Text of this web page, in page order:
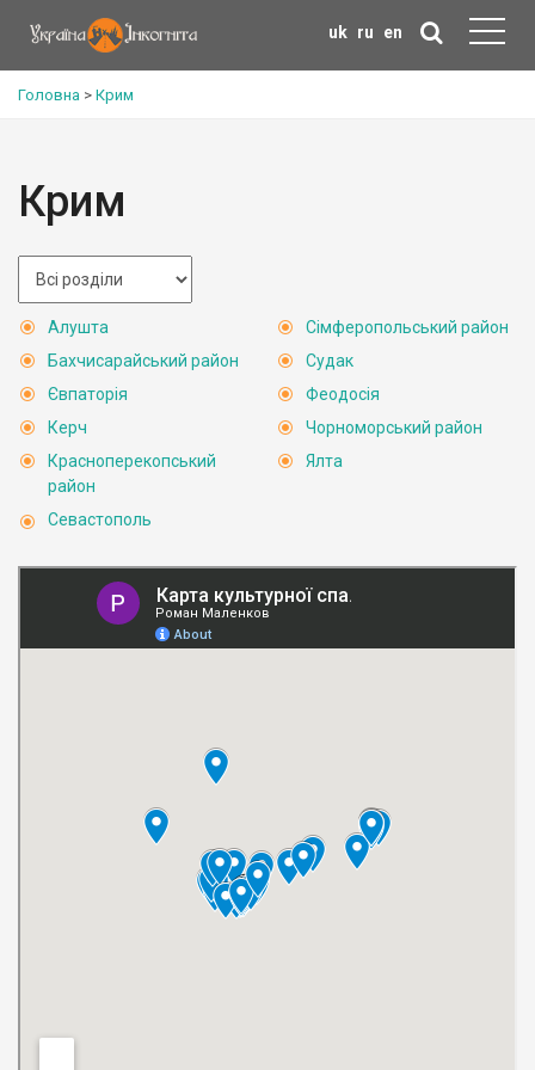
uk ru en
Головна > Крим
Крим
Алушта
Бахчисарайський район
Євпаторія
Керч
Красноперекопський
район
Севастополь
Сімферопольський район
Судак
Феодосія
Чорноморський район
Ялта